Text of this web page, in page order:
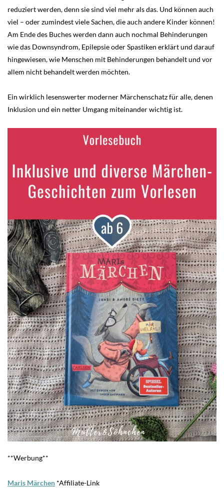
reduziert werden, denn sie sind viel mehr als das. Und können auch
viel – oder zumindest viele Sachen, die auch andere Kinder können!
Am Ende des Buches werden dann auch nochmal Behinderungen
wie das Downsyndrom, Epilepsie oder Spastiken erklärt und darauf
hingewiesen, wie Menschen mit Behinderungen behandelt und vor
allem nicht behandelt werden möchten.
Ein wirklich lesenswerter moderner Märchenschatz für alle, denen
Inklusion und ein netter Umgang miteinander wichtig ist.
**Werbung**
Maris Märchen *Affiliate-Link